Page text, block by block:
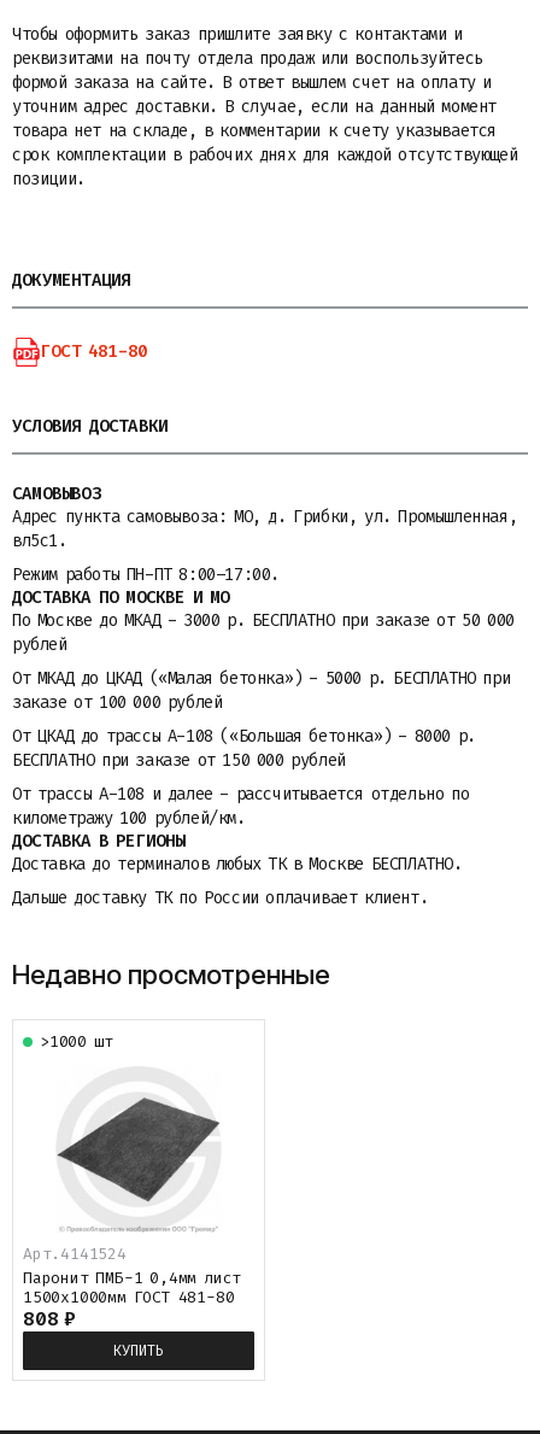
Чтобы оформить заказ пришлите заявку с контактами и
реквизитами на почту отдела продаж или воспользуйтесь
формой заказа на сайте. В ответ вышлем счет на оплату и
уточним адрес доставки. В случае, если на данный момент
товара нет на складе, в комментарии к счету указывается
срок комплектации в рабочих днях для каждой отсутствующей
позиции.
ДОКУМЕНТАЦИЯ
ГОСТ 481-80
УСЛОВИЯ ДОСТАВКИ
САМОВЫВОЗ
Адрес пункта самовывоза: МО, д. Грибки, ул. Промышленная,
вл5с1.
Режим работы ПН-ПТ 8:00–17:00.
ДОСТАВКА ПО МОСКВЕ И МО
По Москве до МКАД - 3000 р. БЕСПЛАТНО при заказе от 50 000
рублей
От МКАД до ЦКАД («Малая бетонка») - 5000 р. БЕСПЛАТНО при
заказе от 100 000 рублей
От ЦКАД до трассы A-108 («Большая бетонка») - 8000 р.
БЕСПЛАТНО при заказе от 150 000 рублей
От трассы A-108 и далее - рассчитывается отдельно по
километражу 100 рублей/км.
ДОСТАВКА В РЕГИОНЫ
Доставка до терминалов любых ТК в Москве БЕСПЛАТНО.
Дальше доставку ТК по России оплачивает клиент.
Недавно просмотренные
Арт. 4141524
>1000 шт
Паронит ПМБ-1 0,4мм лист
1500х1000мм ГОСТ 481-80
808 ₽
КУПИТЬ